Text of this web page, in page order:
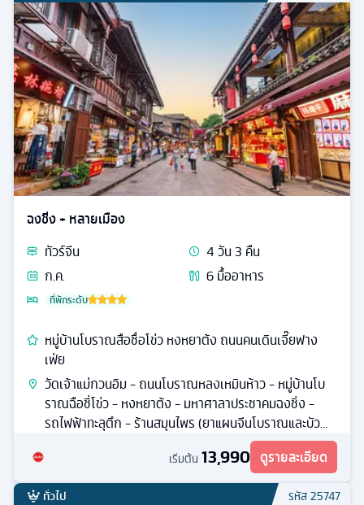
ฉงชิ่ง + หลายเมือง
ทัวร์จีน 4วัน3 คืน
ก.ค.
6มื้ออาหาร
ที่พักระดับ
หมู่บ้านโบราณสือชื่อโข่ว หงหยาต้ง ถนนคนเดินเจี๊ยฟาง
เฟ่ย
วัดเจ้าแม่กวนอิม - ถนนโบราณหลงเหมินห้าว - หมู่บ้านโบ
ราณฉือชี่โข่ว - หงหยาต้ง - มหาศาลาประชาคมฉงชิ่ง -
รถไฟฟ้าทะลุตึก - ร้านสมุนไพร (ยาแผนจีนโบราณและบัว
เริ่มต้น 13,990 ดูรายละเอียด
ทั่วไป รหัส25747